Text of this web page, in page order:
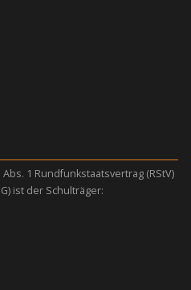
1 Rundfunkstaatsvertrag (RStV)
ist der Schulträger: